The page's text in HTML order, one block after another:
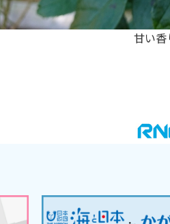
甘い